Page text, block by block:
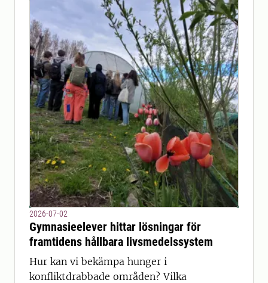
2026-07-02
Gymnasieelever hittar lösningar för
framtidens hållbara livsmedelssystem
Hur kan vi bekämpa hunger i
konfliktdrabbade områden? Vilka